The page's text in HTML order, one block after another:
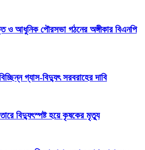
ও আধুনিক পৌরসভা গঠনের অঙ্গীকার বিএনপি
গ্যাস-বিদ্যুৎ সরবরাহের দাবি
বিদ্যুৎস্পষ্ট হয়ে কৃষকের মৃত্যু